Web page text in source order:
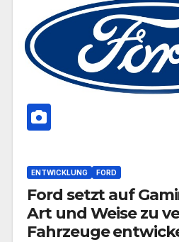
ENTWICKLUNG FORD
Ford setzt auf
Art und Weise zu
Fahrzeuge